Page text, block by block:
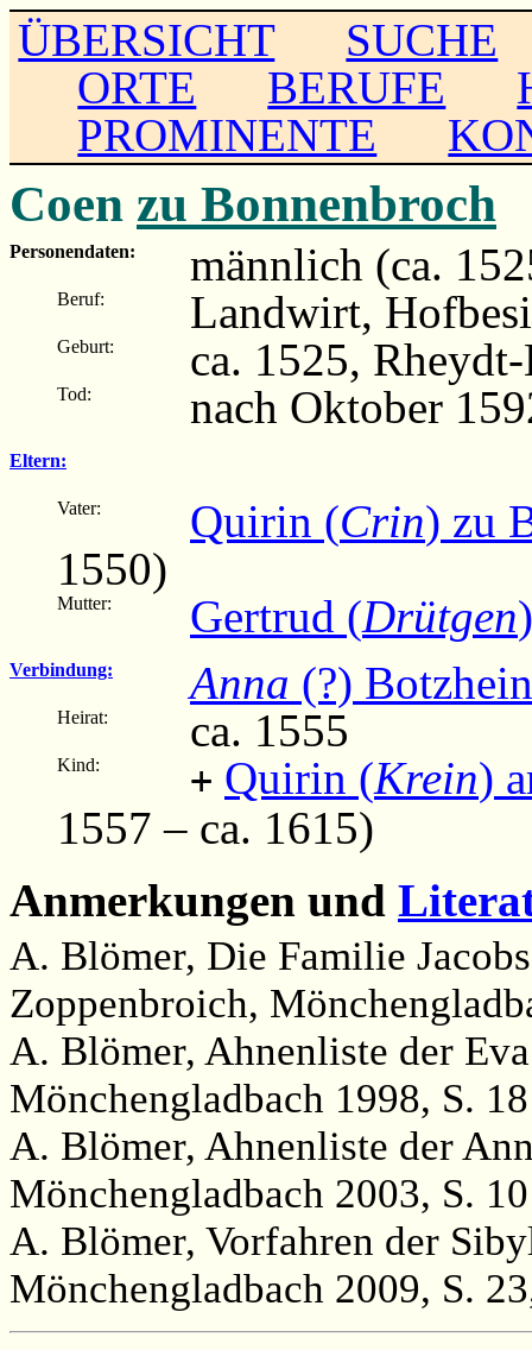
ÜBERSICHT
SUCHE
ORTE
BERUFE
PROMINENTE
Coen zu Bonnenbroch
Personendaten: männlich (ca.
Beruf: Landwirt,
Geburt: ca. 1525,
Tod: nach Oktober
Eltern:
Vater: Quirin (Crin) zu
1550)
Mutter: Gertrud (Drütgen
Verbindung: Anna (?)
Heirat: ca. 1555
Kind: + Quirin (Krein)
1557 – ca. 1615)
Anmerkungen und
A. Blömer, Die Familie
Zoppenbroich,
A. Blömer, Ahnenliste der
Mönchengladbach 1998, S. 18
A. Blömer, Ahnenliste der
Mönchengladbach 2003, S. 10
A. Blömer, Vorfahren der
Mönchengladbach 2009, S.